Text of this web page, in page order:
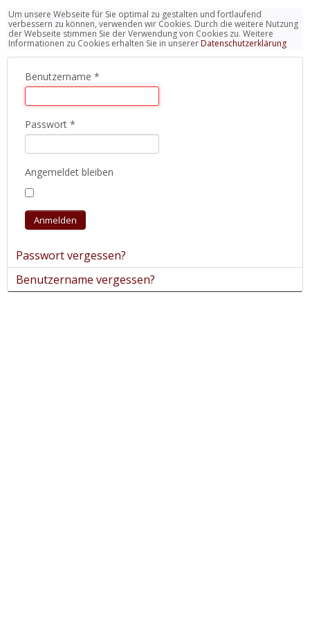
Um unsere Webseite für Sie optimal zu gestalten und fortlaufend
verbessern zu können, verwenden wir Cookies. Durch die weitere Nutzung
der Webseite stimmen Sie der Verwendung von Cookies zu. Weitere
Informationen zu Cookies erhalten Sie in unsererDatenschutzerklärung
Benutzername *
Passwort *
Angemeldet bleiben
Anmelden
Passwort vergessen?
Benutzername vergessen?